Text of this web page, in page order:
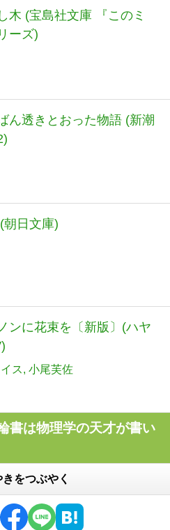
木 (宝島社文庫 『このミ
ーズ)
ん透きとおった物語 (新潮
朝日文庫)
ンに花束を〔新版〕(ハヤ
ス 小尾芙佐
書は物理学の天才が書い
をつぶやく